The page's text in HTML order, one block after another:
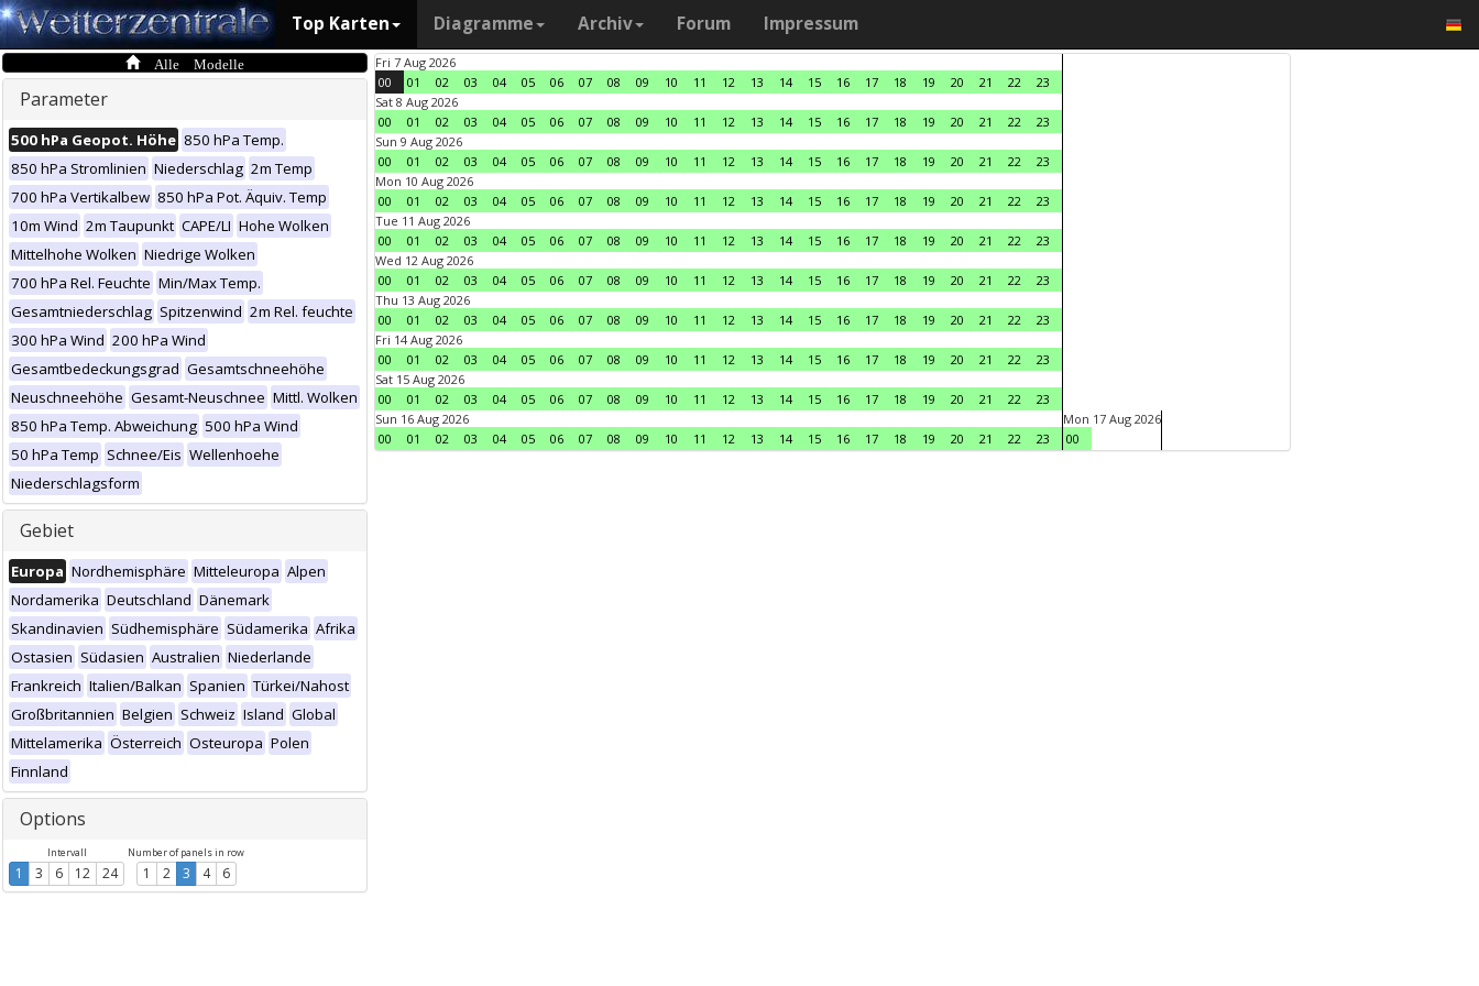
Top Karten Diagramme Archiv Forum Impressum
Alle Modelle
Parameter
500 hPa Geopot. Höhe 850 hPa Temp.
850 hPa Stromlinien Niederschlag 2m Temp
700 hPa Vertikalbew 850 hPa Pot. Äquiv. Temp
10m Wind 2m Taupunkt CAPE/LI Hohe Wolken
Mittelhohe Wolken Niedrige Wolken
700 hPa Rel. Feuchte Min/Max Temp.
Gesamtniederschlag Spitzenwind 2m Rel. feuchte
300 hPa Wind 200 hPa Wind
Gesamtbedeckungsgrad Gesamtschneehöhe
Neuschneehöhe Gesamt-Neuschnee Mittl. Wolken
850 hPa Temp. Abweichung 500 hPa Wind
50 hPa Temp Schnee/Eis Wellenhoehe
Niederschlagsform
Gebiet
Europa Nordhemisphäre Mitteleuropa Alpen
Nordamerika Deutschland Dänemark
Skandinavien Südhemisphäre Südamerika Afrika
Ostasien Südasien Australien Niederlande
Frankreich Italien/Balkan Spanien Türkei/Nahost
Großbritannien Belgien Schweiz Island Global
Mittelamerika Österreich Osteuropa Polen
Finnland
Options
Intervall
1 3 6 12 24
Number of panels in row
1 2 3 4 6
Fri 7 Aug 2026
00
01 02 03 04 05 06 07 08 09 10 11 12 13 14 15 16 17 18 19 20 21 22
23
Sat 8 Aug 2026
00
01 02 03 04 05 06 07 08 09 10 11 12 13 14 15 16 17 18 19 20 21 22
23
Sun 9 Aug 2026
00
01 02 03 04 05 06 07 08 09 10 11 12 13 14 15 16 17 18 19 20 21 22
23
Mon 10 Aug 2026
00
01 02 03 04 05 06 07 08 09 10 11 12 13 14 15 16 17 18 19 20 21 22
23
Tue 11 Aug 2026
00
01 02 03 04 05 06 07 08 09 10 11 12 13 14 15 16 17 18 19 20 21 22
23
Wed 12 Aug 2026
00
01 02 03 04 05 06 07 08 09 10 11 12 13 14 15 16 17 18 19 20 21 22
23
Thu 13 Aug 2026
00
01 02 03 04 05 06 07 08 09 10 11 12 13 14 15 16 17 18 19 20 21 22
23
Fri 14 Aug 2026
00
01 02 03 04 05 06 07 08 09 10 11 12 13 14 15 16 17 18 19 20 21 22
23
Sat 15 Aug 2026
00
01 02 03 04 05 06 07 08 09 10 11 12 13 14 15 16 17 18 19 20 21 22
23
Sun 16 Aug 2026
00
01 02 03 04 05 06 07 08 09 10 11 12 13 14 15 16 17 18 19 20 21 22 23
Mon 17 Aug 2026
00